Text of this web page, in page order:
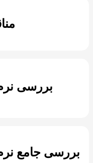
📊 بررسی
بررسی جامع